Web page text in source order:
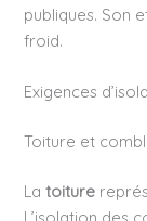
publiques. Son
froid.
Exigences
Toiture et
Latoiture
L’isolation des